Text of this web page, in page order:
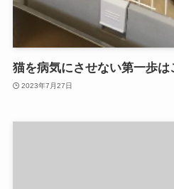
猫を病気にさせない第一歩は
2023年7月27日